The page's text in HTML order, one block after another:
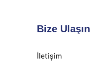
Bize Ulaşın
İletişim